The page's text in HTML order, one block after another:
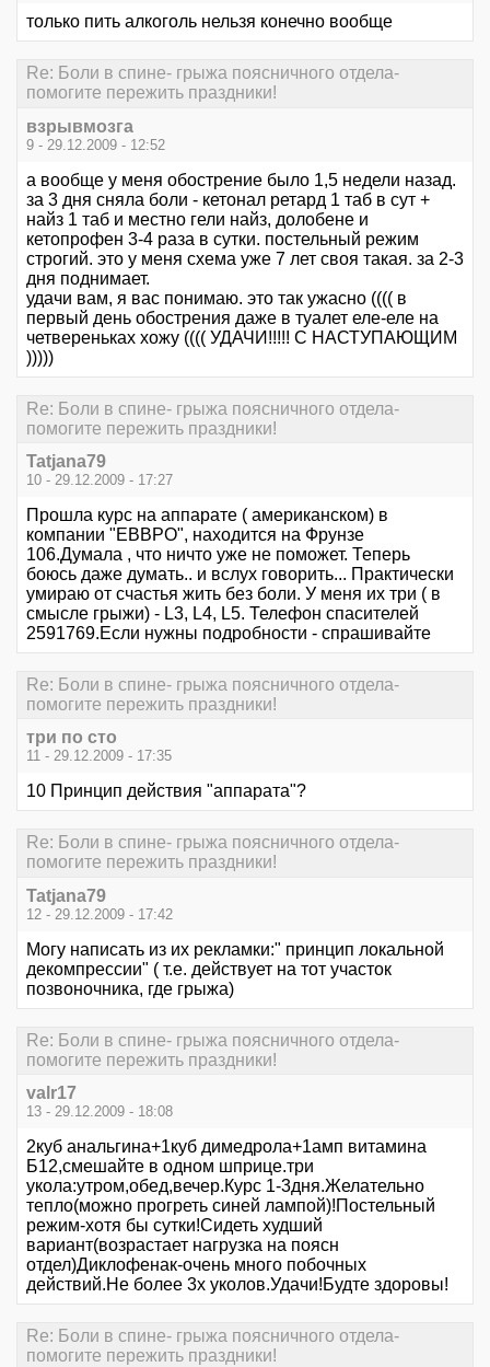
только пить алкоголь нельзя конечно вообще
Re: Боли в спине- грыжа поясничного отдела-
помогите пережить праздники!
взрывмозга
9 - 29.12.2009 - 12:52
а вообще у меня обострение было 1,5 недели назад.
за 3 дня сняла боли - кетонал ретард 1 таб в сут +
найз 1 таб и местно гели найз, долобене и
кетопрофен 3-4 раза в сутки. постельный режим
строгий. это у меня схема уже 7 лет своя такая. за 2-3
дня поднимает.
удачи вам, я вас понимаю. это так ужасно (((( в
первый день обострения даже в туалет еле-еле на
четвереньках хожу (((( УДАЧИ!!!!! С НАСТУПАЮЩИМ
)))))
Re: Боли в спине- грыжа поясничного отдела-
помогите пережить праздники!
Tatjana79
10 - 29.12.2009 - 17:27
Прошла курс на аппарате ( американском) в
компании "ЕВВРО", находится на Фрунзе
106.Думала , что ничто уже не поможет. Теперь
боюсь даже думать.. и вслух говорить... Практически
умираю от счастья жить без боли. У меня их три ( в
смысле грыжи) - L3, L4, L5. Телефон спасителей
2591769.Если нужны подробности - спрашивайте
Re: Боли в спине- грыжа поясничного отдела-
помогите пережить праздники!
три по сто
11 - 29.12.2009 - 17:35
10 Принцип действия "аппарата"?
Re: Боли в спине- грыжа поясничного отдела-
помогите пережить праздники!
Tatjana79
12 - 29.12.2009 - 17:42
Могу написать из их рекламки:" принцип локальной
декомпрессии" ( т.е. действует на тот участок
позвоночника, где грыжа)
Re: Боли в спине- грыжа поясничного отдела-
помогите пережить праздники!
valr17
13 - 29.12.2009 - 18:08
2куб анальгина+1куб димедрола+1амп витамина
Б12,смешайте в одном шприце.три
укола:утром,обед,вечер.Курс 1-3дня.Желательно
тепло(можно прогреть синей лампой)!Постельный
режим-хотя бы сутки!Сидеть худший
вариант(возрастает нагрузка на поясн
отдел)Диклофенак-очень много побочных
действий.Не более 3х уколов.Удачи!Будте здоровы!
Re: Боли в спине- грыжа поясничного отдела-
помогите пережить праздники!